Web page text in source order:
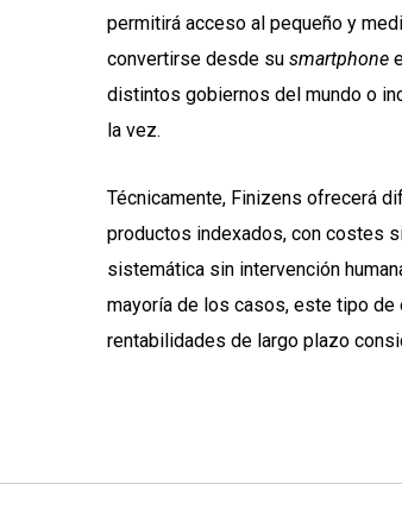
permitirá acceso al pequeño y
convertirse desde su smartphone
distintos gobiernos del mundo o
la vez.
Técnicamente, Finizens ofrecerá
productos indexados, con costes
sistemática sin intervención
mayoría de los casos, este tipo de
rentabilidades de largo plazo